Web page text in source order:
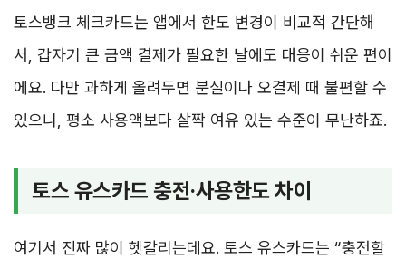
토스뱅크 체크카드는 앱에서 한도 변경이 비교적 간단해
서, 갑자기 큰 금액 결제가 필요한 날에도 대응이 쉬운 편이
에요. 다만 과하게 올려두면 분실이나 오결제 때 불편할 수
있으니, 평소 사용액보다 살짝 여유 있는 수준이 무난하죠.
토스 유스카드 충전·사용한도 차이
여기서 진짜 많이 헷갈리는데요. 토스 유스카드는 “충전할